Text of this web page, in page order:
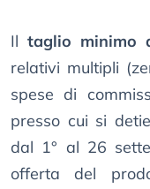
Il taglio minimo
relativi multipli
spese di
presso cui si
dal 1° al 26
offerta del